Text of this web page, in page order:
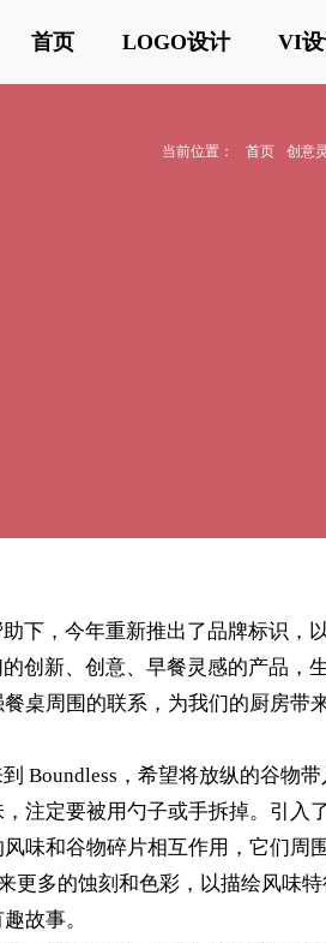
首页 LOGO设计 VI
当前位置： 首页 创意
下，今年重新推出了品牌标识，
创新、创意、早餐灵感的产品，
桌周围的联系，为我们的厨房带
Boundless，希望将放纵的谷物
注定要被用勺子或手拆掉。引入
味和谷物碎片相互作用，它们周
多的蚀刻和色彩，以描绘风味特
故事。